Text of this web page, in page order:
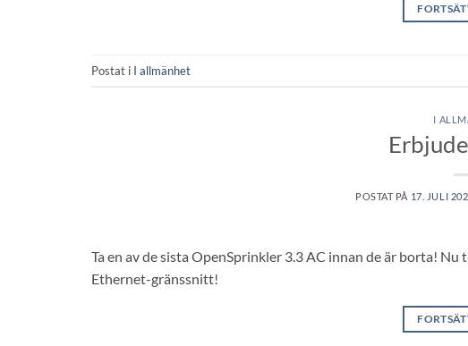
Postat i I allmänhet
I
POSTAT PÅ 17. JULI
Ta en av de sista OpenSprinkler 3.3 AC innan de är borta!
Ethernet-gränssnitt!